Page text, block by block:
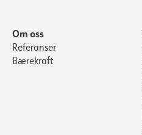
Om oss
Referanser
Bærekraft